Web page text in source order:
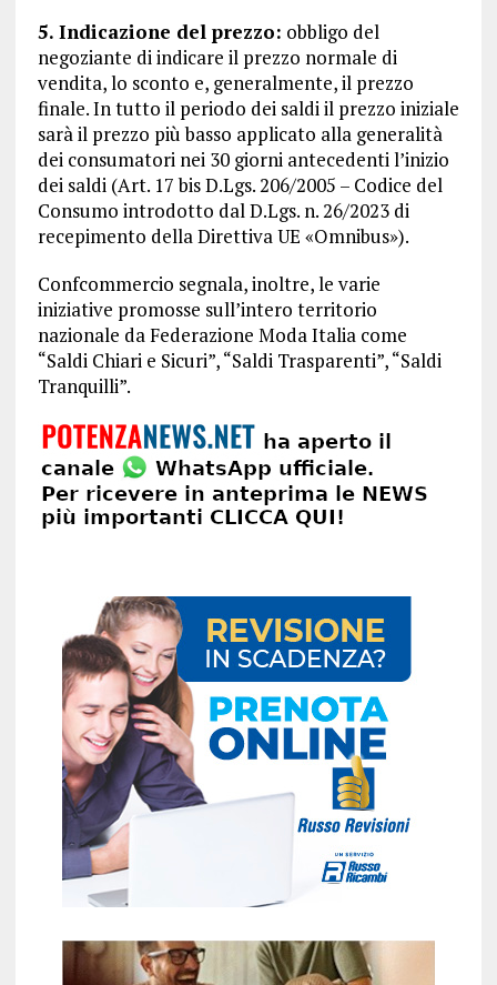
5. Indicazione del prezzo: obbligo del
negoziante di indicare il prezzo normale di
vendita, lo sconto e, generalmente, il prezzo
finale. In tutto il periodo dei saldi il prezzo iniziale
sarà il prezzo più basso applicato alla generalità
dei consumatori nei 30 giorni antecedenti l’inizio
dei saldi (Art. 17 bis D.Lgs. 206/2005 – Codice del
Consumo introdotto dal D.Lgs. n. 26/2023 di
recepimento della Direttiva UE «Omnibus»).
Confcommercio segnala, inoltre, le varie
iniziative promosse sull’intero territorio
nazionale da Federazione Moda Italia come
“Saldi Chiari e Sicuri”, “Saldi Trasparenti”, “Saldi
Tranquilli”.